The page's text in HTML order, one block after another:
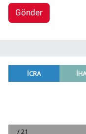
Gönder